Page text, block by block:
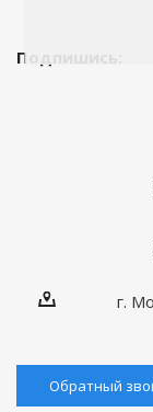
Подпишись:
г.
Обратный